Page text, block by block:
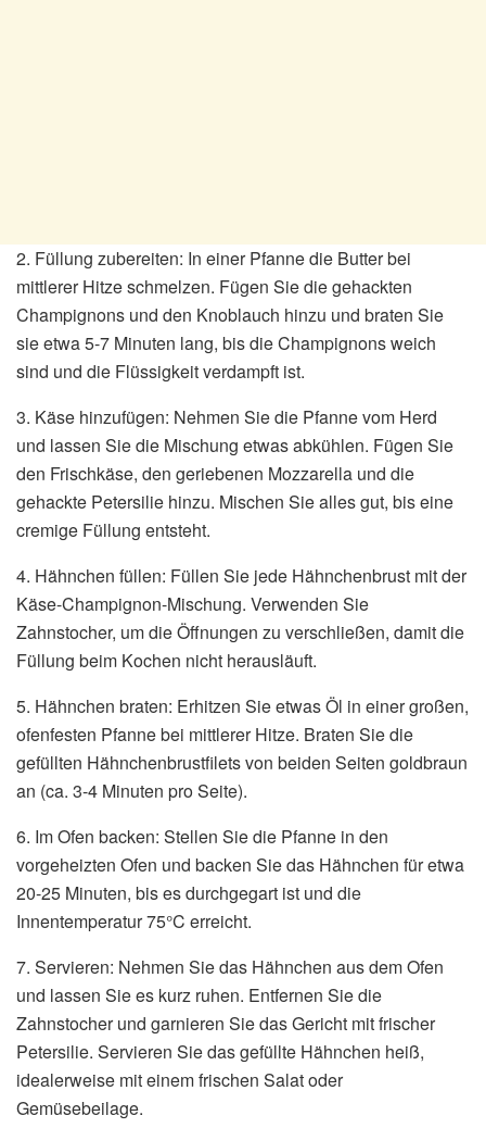
2. Füllung zubereiten: In einer Pfanne die Butter bei
mittlerer Hitze schmelzen. Fügen Sie die gehackten
Champignons und den Knoblauch hinzu und braten Sie
sie etwa 5-7 Minuten lang, bis die Champignons weich
sind und die Flüssigkeit verdampft ist.
3. Käse hinzufügen: Nehmen Sie die Pfanne vom Herd
und lassen Sie die Mischung etwas abkühlen. Fügen Sie
den Frischkäse, den geriebenen Mozzarella und die
gehackte Petersilie hinzu. Mischen Sie alles gut, bis eine
cremige Füllung entsteht.
4. Hähnchen füllen: Füllen Sie jede Hähnchenbrust mit der
Käse-Champignon-Mischung. Verwenden Sie
Zahnstocher, um die Öffnungen zu verschließen, damit die
Füllung beim Kochen nicht herausläuft.
5. Hähnchen braten: Erhitzen Sie etwas Öl in einer großen,
ofenfesten Pfanne bei mittlerer Hitze. Braten Sie die
gefüllten Hähnchenbrustfilets von beiden Seiten goldbraun
an (ca. 3-4 Minuten pro Seite).
6. Im Ofen backen: Stellen Sie die Pfanne in den
vorgeheizten Ofen und backen Sie das Hähnchen für etwa
20-25 Minuten, bis es durchgegart ist und die
Innentemperatur 75°C erreicht.
7. Servieren: Nehmen Sie das Hähnchen aus dem Ofen
und lassen Sie es kurz ruhen. Entfernen Sie die
Zahnstocher und garnieren Sie das Gericht mit frischer
Petersilie. Servieren Sie das gefüllte Hähnchen heiß,
idealerweise mit einem frischen Salat oder
Gemüsebeilage.